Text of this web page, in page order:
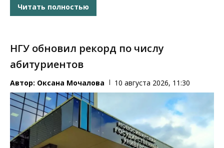
Читать полностью
НГУ обновил рекорд по числу
абитуриентов
Автор: Оксана Мочалова 10 августа 2026, 11:30